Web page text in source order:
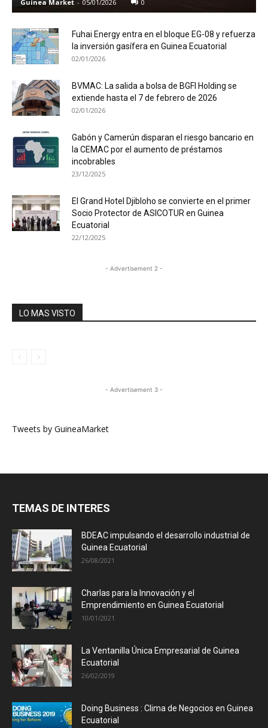
Guinea Market - 05/01/2026 0
Fuhai Energy entra en el bloque EG-08 y refuerza
la inversión gasífera en Guinea Ecuatorial
02/01/2026
BVMAC: La salida a bolsa de BGFI Holding se
extiende hasta el 7 de febrero de 2026
02/01/2026
Gabón y Camerún disparan el riesgo bancario en
la CEMAC por el aumento de préstamos
incobrables
23/12/2025
El Grand Hotel Djibloho se convierte en el primer
Socio Protector de ASICOTUR en Guinea
Ecuatorial
22/12/2025
- Advertisement 2 -
LO MAS VISTO
- Advertisement 3 -
Tweets by GuineaMarket
TEMAS DE INTERES
BDEAC impulsando el desarrollo industrial de
Guinea Ecuatorial
26/08/2021
Charlas para la Innovación y el
Emprendimiento en Guinea Ecuatorial
10/01/2021
La Ventanilla Única Empresarial de Guinea
Ecuatorial
26/02/2019
Doing Business : Clima de Negocios en Guinea
Ecuatorial